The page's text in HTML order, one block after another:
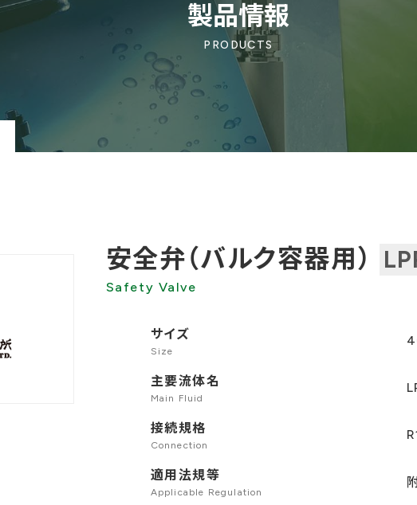
製品情報
PRODUCTS
安全弁（バルク容器用）
Safety Valve
サイズ
Size
主要流体名
Main Fluid
接続規格
Connection
適用法規等
Applicable Regulation